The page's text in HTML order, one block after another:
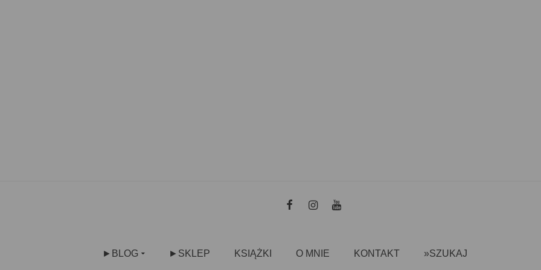
►BLOG ►SKLEP KSIĄŻKI O MNIE KONTAKT »SZUKAJ